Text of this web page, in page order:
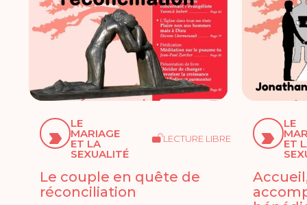
LE
MARIAGE
ET LA
SEXUALITÉ
LECTURE LIBRE
Le couple en quête de
réconciliation
LE
ET